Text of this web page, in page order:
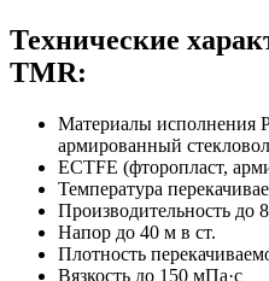
Технические
TMR:
Материалы исполнения
армированный
ECTFE (фторопласт,
Температура
Производительность до
Напор до 40 м в ст.
Плотность
Вязкость до 150 мПа·с